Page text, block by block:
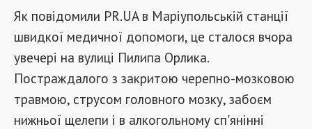
Як повідомили PR.UA в Маріупольській станції
швидкої медичної допомоги, це сталося вчора
увечері на вулиці Пилипа Орлика.
Постраждалого з закритою черепно-мозковою
травмою, струсом головного мозку, забоєм
нижньої щелепи і в алкогольному сп'янінні